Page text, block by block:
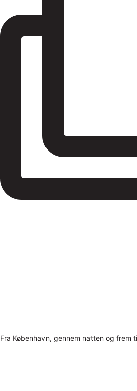
Fra København, gennem natten og frem